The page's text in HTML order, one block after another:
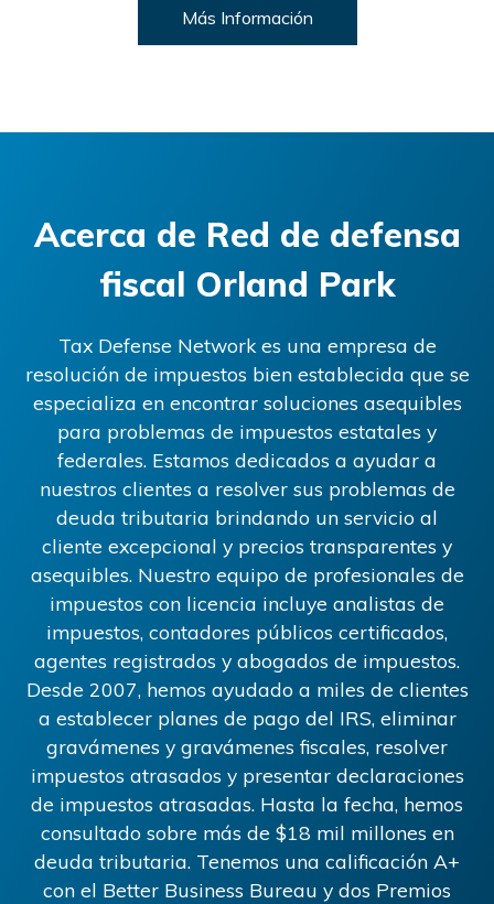
Más Información
Acerca de Red de defensa
fiscal Orland Park
Tax Defense Network es una empresa de
resolución de impuestos bien establecida que se
especializa en encontrar soluciones asequibles
para problemas de impuestos estatales y
federales. Estamos dedicados a ayudar a
nuestros clientes a resolver sus problemas de
deuda tributaria brindando un servicio al
cliente excepcional y precios transparentes y
asequibles. Nuestro equipo de profesionales de
impuestos con licencia incluye analistas de
impuestos, contadores públicos certificados,
agentes registrados y abogados de impuestos.
Desde 2007, hemos ayudado a miles de clientes
a establecer planes de pago del IRS, eliminar
gravámenes y gravámenes fiscales, resolver
impuestos atrasados ​​y presentar declaraciones
de impuestos atrasadas. Hasta la fecha, hemos
consultado sobre más de $18 mil millones en
deuda tributaria. Tenemos una calificación A+
con el Better Business Bureau y dos Premios